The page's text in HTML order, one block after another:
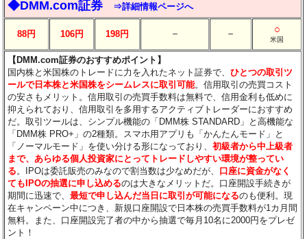
◆DMM.com証券 ⇒詳細情報ページへ
88円 106円 198円 － － ○
米国
【DMM.com証券のおすすめポイント】
国内株と米国株のトレードに力を入れたネット証券で、ひとつの取引ツ
ールで日本株と米国株をシームレスに取引可能。信用取引の売買コスト
の安さもメリット。信用取引の売買手数料は無料で、信用金利も低めに
抑えられており、信用取引を多用するアクティブトレーダーにおすすめ
だ。取引ツールは、シンプル機能の「DMM株 STANDARD」と高機能な
「DMM株 PRO+」の2種類。スマホ用アプリも「かんたんモード」と
「ノーマルモード」を使い分ける形になっており、初級者から中上級者
まで、あらゆる個人投資家にとってトレードしやすい環境が整ってい
る。IPOは委託販売のみなので割当数は少なめだが、 口座に資金がなく
てもIPOの抽選に申し込めるのは大きなメリットだ。口座開設手続きが
期間に迅速で、最短で申し込んだ当日に取引が可能になるのも便利。現
在キャンペーン中につき、新規口座開設で日本株の売買手数料が1カ月間
無料。また、口座開設完了者の中から抽選で毎月10名に2000円をプレゼ
ント！